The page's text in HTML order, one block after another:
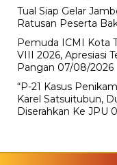
Tual Siap Gelar
Ratusan Peserta
Pemuda ICMI Kota
VIII 2026, Apresiasi
Pangan 07/08/2026
“P-21 Kasus
Karel Satsuitubun,
Diserahkan Ke JPU